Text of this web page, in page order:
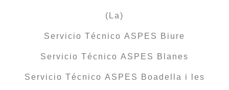
(La)
Servicio Técnico ASPES Biure
Servicio Técnico ASPES Blanes
Servicio Técnico ASPES Boadella i les